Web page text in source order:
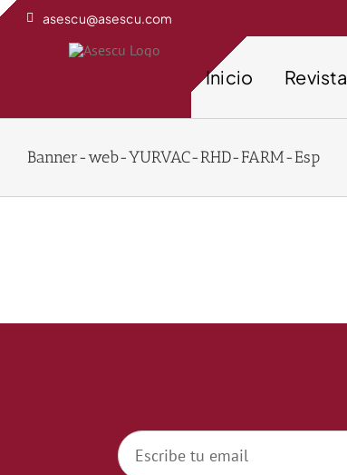
Saltar
asescu@asescu.com
Inicio Revista
Banner-web-YURVAC-RHD-FARM-Esp